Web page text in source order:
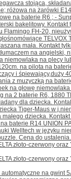
stojąca,
różowa na żarówki
na baterie R6 ; -
bakelitowy. Kontakt
Flamingo FH-20,
TELVOX
mała. Kontakt
na angielski,
niemowlaka na plecy
na pilota na
i śpiewający,duży
z muzyczką na
na głowę
na 2 baterie R6, 1880
dla dziecka.
Tiger-Maus w
małego dziecka.
baterie R14 UNION
Welltech w języku
Cena do
złoto-czerwony
złoto-czerwony
na gwint